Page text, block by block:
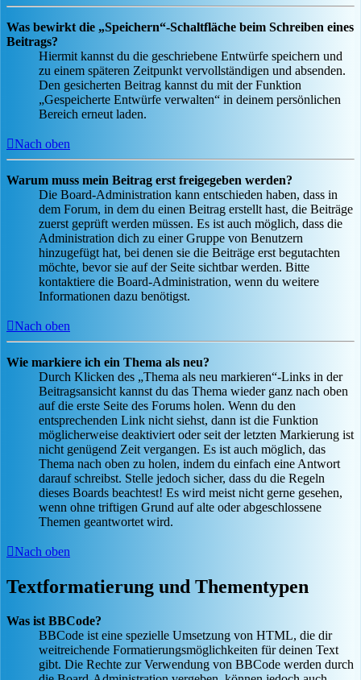
Was bewirkt die „Speichern“-Schaltfläche beim Schreiben eines
Beitrags?
Hiermit kannst du die geschriebene Entwürfe speichern und
zu einem späteren Zeitpunkt vervollständigen und absenden.
Den gesicherten Beitrag kannst du mit der Funktion
„Gespeicherte Entwürfe verwalten“ in deinem persönlichen
Bereich erneut laden.
Nach oben
Warum muss mein Beitrag erst freigegeben werden?
Die Board-Administration kann entschieden haben, dass in
dem Forum, in dem du einen Beitrag erstellt hast, die Beiträge
zuerst geprüft werden müssen. Es ist auch möglich, dass die
Administration dich zu einer Gruppe von Benutzern
hinzugefügt hat, bei denen sie die Beiträge erst begutachten
möchte, bevor sie auf der Seite sichtbar werden. Bitte
kontaktiere die Board-Administration, wenn du weitere
Informationen dazu benötigst.
Nach oben
Wie markiere ich ein Thema als neu?
Durch Klicken des „Thema als neu markieren“-Links in der
Beitragsansicht kannst du das Thema wieder ganz nach oben
auf die erste Seite des Forums holen. Wenn du den
entsprechenden Link nicht siehst, dann ist die Funktion
möglicherweise deaktiviert oder seit der letzten Markierung ist
nicht genügend Zeit vergangen. Es ist auch möglich, das
Thema nach oben zu holen, indem du einfach eine Antwort
darauf schreibst. Stelle jedoch sicher, dass du die Regeln
dieses Boards beachtest! Es wird meist nicht gerne gesehen,
wenn ohne triftigen Grund auf alte oder abgeschlossene
Themen geantwortet wird.
Nach oben
Textformatierung und Thementypen
Was ist BBCode?
BBCode ist eine spezielle Umsetzung von HTML, die dir
weitreichende Formatierungsmöglichkeiten für deinen Text
gibt. Die Rechte zur Verwendung von BBCode werden durch